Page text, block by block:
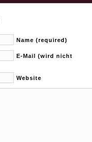
Name (required)
E-Mail (wird nicht
Website